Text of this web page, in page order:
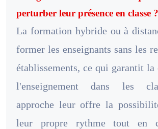
perturber leur présence en classe ?
La formation hybride ou à
former les enseignants sans les
établissements, ce qui garantit
l'enseignement dans les
approche leur offre la
leur propre rythme tout en